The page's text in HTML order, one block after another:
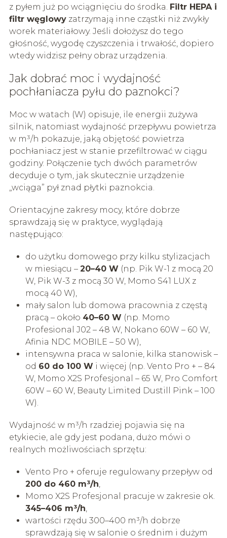
z pyłem już po wciągnięciu do środka. Filtr HEPA i
filtr węglowyzatrzymają inne cząstki niż zwykły
worek materiałowy. Jeśli dołożysz do tego
głośność, wygodę czyszczenia i trwałość, dopiero
wtedy widzisz pełny obraz urządzenia.
Jak dobrać moc i wydajność
pochłaniacza pyłu do paznokci?
Moc w watach (W) opisuje, ile energii zużywa
silnik, natomiast wydajność przepływu powietrza
w m³/h pokazuje, jaką objętość powietrza
pochłaniacz jest w stanie przefiltrować w ciągu
godziny. Połączenie tych dwóch parametrów
decyduje o tym, jak skutecznie urządzenie
„wciąga” pył znad płytki paznokcia.
Orientacyjne zakresy mocy, które dobrze
sprawdzają się w praktyce, wyglądają
następująco:
do użytku domowego przy kilku stylizacjach
w miesiącu – 20–40 W (np. Pik W-1 z mocą 20
W, Pik W-3 z mocą 30 W, Momo S41 LUX z
mocą 40 W),
mały salon lub domowa pracownia z częstą
pracą – około 40–60 W (np. Momo
Profesional J02 – 48 W, Nokano 60W – 60 W,
Afinia NDC MOBILE – 50 W),
intensywna praca w salonie, kilka stanowisk –
od 60 do 100 W i więcej (np. Vento Pro + – 84
W, Momo X2S Profesjonal – 65 W, Pro Comfort
60W – 60 W, Beauty Limited Dustill Pink – 100
W).
Wydajność w m³/h rzadziej pojawia się na
etykiecie, ale gdy jest podana, dużo mówi o
realnych możliwościach sprzętu:
Vento Pro + oferuje regulowany przepływ od
200 do 460 m³/h
Momo X2S Profesjonal pracuje w zakresie ok.
345–406 m³/h
wartości rzędu 300–400 m³/h dobrze
sprawdzają się w salonie o średnim i dużym